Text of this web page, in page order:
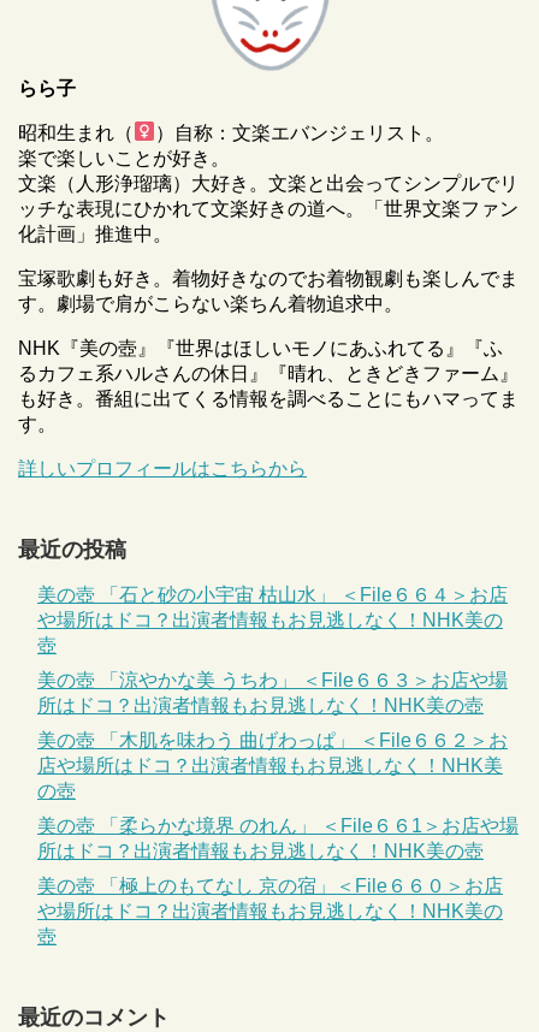
らら子
昭和生まれ（
）自称：文楽エバンジェリスト。
楽で楽しいことが好き。
文楽（人形浄瑠璃）大好き。文楽と出会ってシンプルでリ
ッチな表現にひかれて文楽好きの道へ。「世界文楽ファン
化計画」推進中。
宝塚歌劇も好き。着物好きなのでお着物観劇も楽しんでま
す。劇場で肩がこらない楽ちん着物追求中。
NHK『美の壺』『世界はほしいモノにあふれてる』『ふ
るカフェ系ハルさんの休日』『晴れ、ときどきファーム』
も好き。番組に出てくる情報を調べることにもハマってま
す。
詳しいプロフィールはこちらから
最近の投稿
美の壺 「石と砂の小宇宙 枯山水」 ＜File６６４＞お店
や場所はドコ？出演者情報もお見逃しなく！NHK美の
壺
美の壺 「涼やかな美 うちわ」 ＜File６６３＞お店や場
所はドコ？出演者情報もお見逃しなく！NHK美の壺
美の壺 「木肌を味わう 曲げわっぱ」 ＜File６６２＞お
店や場所はドコ？出演者情報もお見逃しなく！NHK美
の壺
美の壺 「柔らかな境界 のれん」 ＜File６６1＞お店や場
所はドコ？出演者情報もお見逃しなく！NHK美の壺
美の壺 「極上のもてなし 京の宿」＜File６６０＞お店
や場所はドコ？出演者情報もお見逃しなく！NHK美の
壺
最近のコメント